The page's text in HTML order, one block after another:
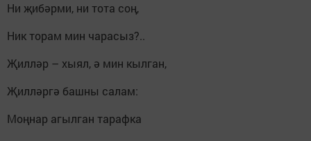
Ни җибәрми, ни тота соң,
Ник торам мин чарасыз?..
Җилләр – хыял, ә мин кылган,
Җилләргә башны салам:
Моңнар агылган тарафка